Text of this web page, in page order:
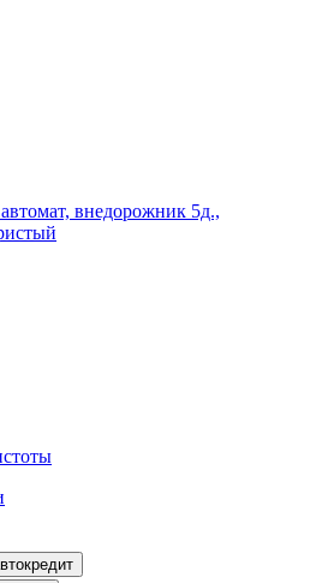
внедорожник 5д.,
автокредит